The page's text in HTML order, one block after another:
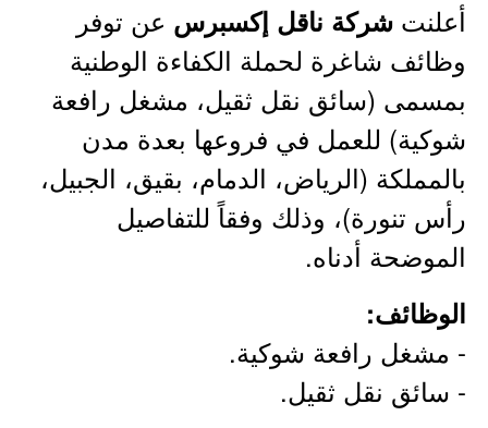
أعلنت شركة ناقل إكسبرس عن توفر
وظائف شاغرة لحملة الكفاءة الوطنية
بمسمى (سائق نقل ثقيل، مشغل رافعة
شوكية) للعمل في فروعها بعدة مدن
بالمملكة (الرياض، الدمام، بقيق، الجبيل،
رأس تنورة)، وذلك وفقاً للتفاصيل
الموضحة أدناه.
الوظائف:
- مشغل رافعة شوكية.
- سائق نقل ثقيل.